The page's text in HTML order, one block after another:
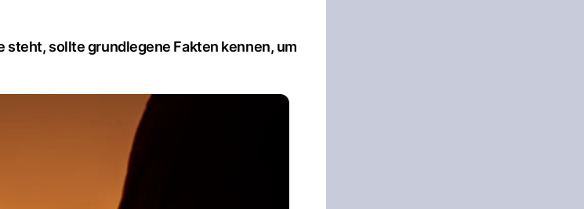
steht, sollte grundlegene Fakten kennen, um